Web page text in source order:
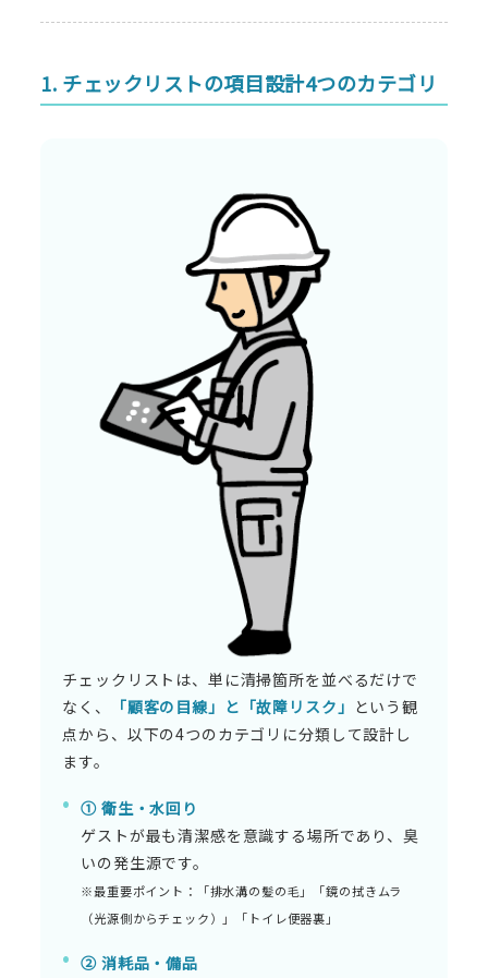
1. チェックリストの項目設計4つのカテゴリ
チェックリストは、単に清掃箇所を並べるだけで
なく、
「顧客の目線」と「故障リスク」 という観
点から、以下の4つのカテゴリに分類して設計し
ます。
① 衛生・水回り
ゲストが最も清潔感を意識する場所であり、臭
いの発生源です。
※最重要ポイント：「排水溝の髪の毛」「鏡の拭きムラ
（光源側からチェック）」「トイレ便器裏」
② 消耗品・備品